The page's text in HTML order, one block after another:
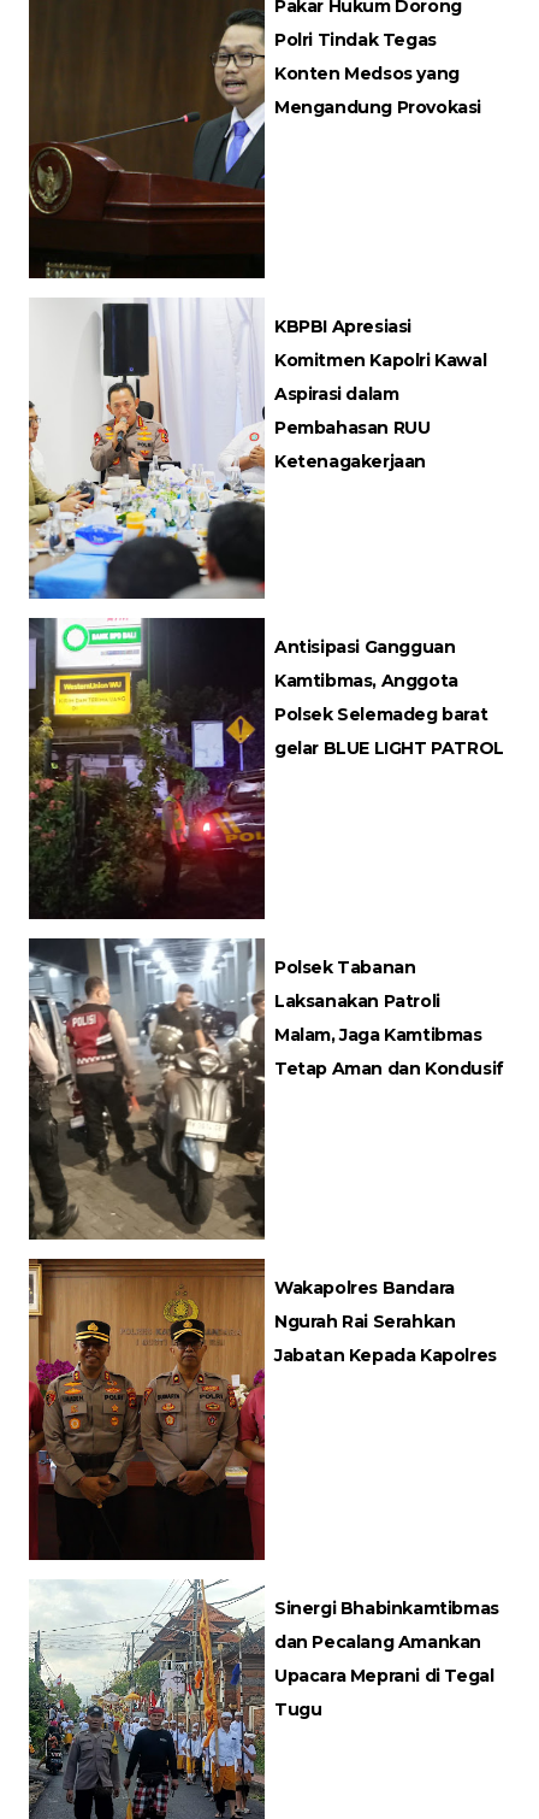
Pakar Hukum Dorong
Polri Tindak Tegas
Konten Medsos yang
Mengandung Provokasi
KBPBI Apresiasi
Komitmen Kapolri Kawal
Aspirasi dalam
Pembahasan RUU
Ketenagakerjaan
Antisipasi Gangguan
Kamtibmas, Anggota
Polsek Selemadeg barat
gelar BLUE LIGHT PATROL
Polsek Tabanan
Laksanakan Patroli
Malam, Jaga Kamtibmas
Tetap Aman dan Kondusif
Wakapolres Bandara
Ngurah Rai Serahkan
Jabatan Kepada Kapolres
Sinergi Bhabinkamtibmas
dan Pecalang Amankan
Upacara Meprani di Tegal
Tugu